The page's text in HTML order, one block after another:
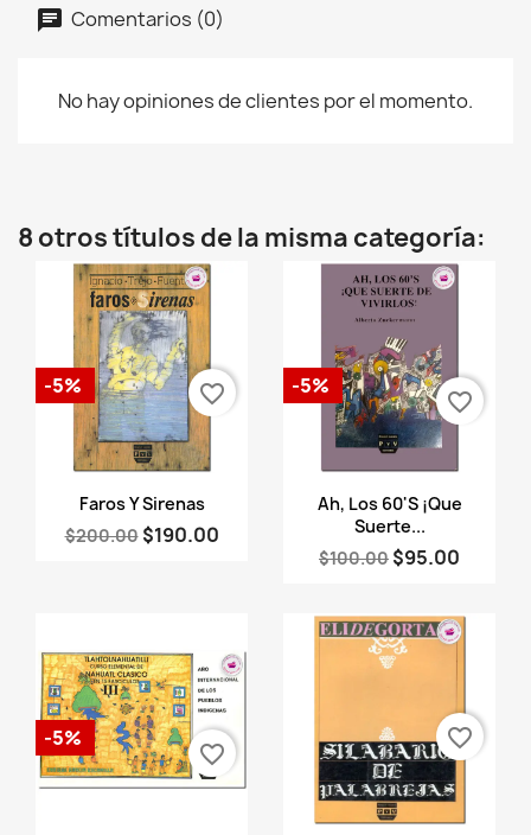
Comentarios (0)
No hay opiniones de clientes por el momento.
8 otros títulos de la misma categoría:
Vista rápida
Faros Y Sirenas
$200.00 $190.00
-5% favorite_border
 Vista rápida
Ah, Los 60'S ­¡Que
Suerte...
$100.00 $95.00
-5%
favorite_border
-5%
favorite_border
favorite_border